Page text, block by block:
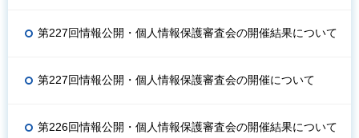
第227回情報公開・個人情報保護審査会の開催結果について
第227回情報公開・個人情報保護審査会の開催について
第226回情報公開・個人情報保護審査会の開催結果について